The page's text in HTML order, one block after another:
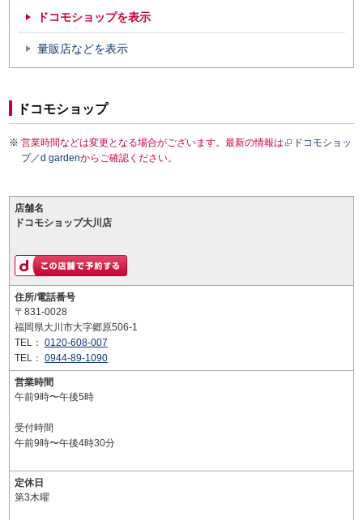
ドコモショップを表示
量販店などを表示
ドコモショップ
営業時間などは変更となる場合がございます。最新の情報は
ドコモショッ
プ／d gardenからご確認ください。
店舗名
ドコモショップ大川店
住所/電話番号
〒831-0028
福岡県大川市大字郷原506-1
TEL： 0120-608-007
TEL： 0944-89-1090
営業時間
午前9時〜午後5時
受付時間
午前9時〜午後4時30分
定休日
第3木曜